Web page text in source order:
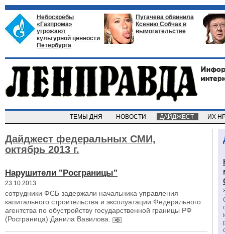
Небоскрёбы
«Газпрома»
угрожают
культурной ценности
Петербурга
Пугачева обвинила
Ксению Собчак в
вымогательстве
ТЕМЫ ДНЯ НОВОСТИ ДАЙДЖЕСТ ИХ
Дайджест федеральных СМИ,
октябрь 2013 г.
Нарушители "Росграницы"
23.10.2013
сотрудники ФСБ задержали начальника управления
капитального строительства и эксплуатации Федерального
агентства по обустройству государственной границы РФ
(Росграница) Данила Вавилова.